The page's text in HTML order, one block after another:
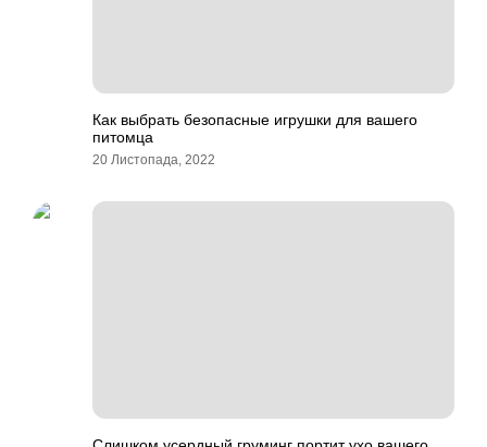
Как выбрать безопасные игрушки для вашего
питомца
20 Листопада, 2022